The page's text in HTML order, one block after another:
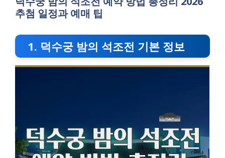
추첨 일정과 예매 팁
1. 덕수궁 밤의 석조전 기본 정보